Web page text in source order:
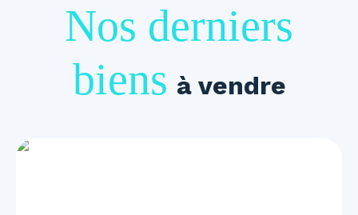
Nos derniers
biens à vendre